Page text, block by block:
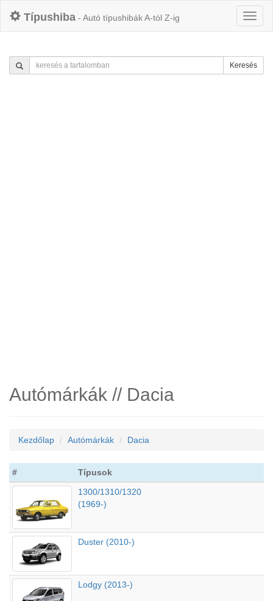
Típushiba - Autó típushibák A-tól Z-ig
Keresés
Autómárkák // Dacia
Kezdőlap Autómárkák Dacia
#
Típusok
1300/1310/1320
(1969-)
Duster (2010-)
Lodgy (2013-)